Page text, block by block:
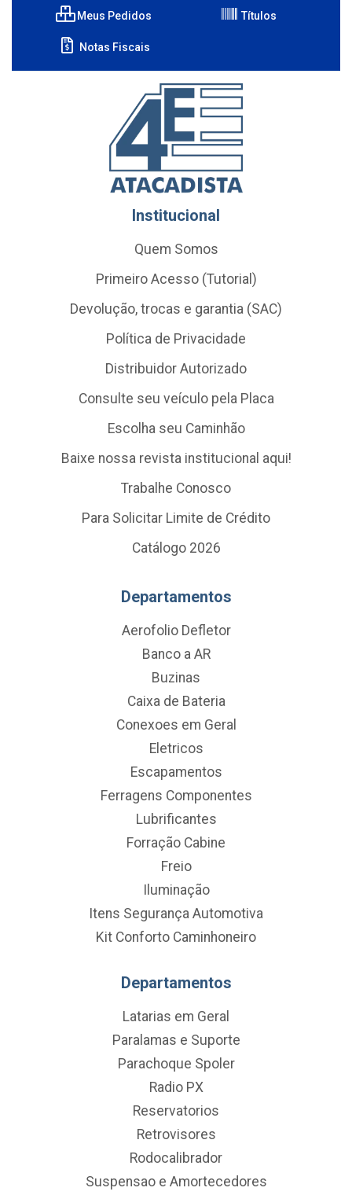
Meus Pedidos Títulos
Notas Fiscais
Institucional
Quem Somos
Primeiro Acesso (Tutorial)
Devolução, trocas e garantia (SAC)
Política de Privacidade
Distribuidor Autorizado
Consulte seu veículo pela Placa
Escolha seu Caminhão
Baixe nossa revista institucional aqui!
Trabalhe Conosco
Para Solicitar Limite de Crédito
Catálogo 2026
Departamentos
Aerofolio Defletor
Banco a AR
Buzinas
Caixa de Bateria
Conexoes em Geral
Eletricos
Escapamentos
Ferragens Componentes
Lubrificantes
Forração Cabine
Freio
Iluminação
Itens Segurança Automotiva
Kit Conforto Caminhoneiro
Departamentos
Latarias em Geral
Paralamas e Suporte
Parachoque Spoler
Radio PX
Reservatorios
Retrovisores
Rodocalibrador
Suspensao e Amortecedores